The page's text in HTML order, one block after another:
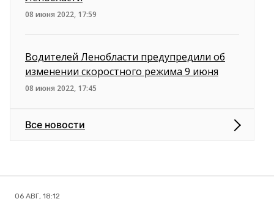
08 июня 2022, 17:59
Водителей Ленобласти предупредили об
изменении скоростного режима 9 июня
08 июня 2022, 17:45
Все новости
06 АВГ, 18:12